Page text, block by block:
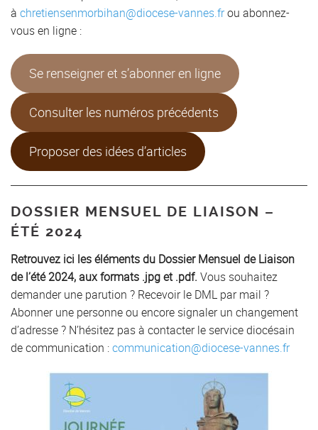
à chretiensenmorbihan@diocese-vannes.frou abonnez-
vous en ligne :
Se renseigner et s’abonner en ligne
Consulter les numéros précédents
Proposer des idées d’articles
DOSSIER MENSUEL DE LIAISON –
ÉTÉ 2024
Retrouvez ici les éléments du Dossier Mensuel de Liaison
de l’été 2024, aux formats .jpg et .pdf. Vous souhaitez
demander une parution ? Recevoir le DML par mail ?
Abonner une personne ou encore signaler un changement
d’adresse ? N’hésitez pas à contacter le service diocésain
de communication :communication@diocese-vannes.fr